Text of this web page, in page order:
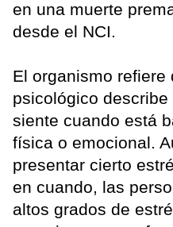
en una muerte
desde el NCI.
El organismo refiere
psicológico
siente cuando está
física o emocional.
presentar cierto
en cuando, las
altos grados de